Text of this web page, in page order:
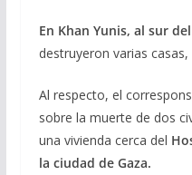
o
k
m
En Khan Yunis, al sur
destruyeron varias
Al respecto, el
sobre la muerte de dos
una vivienda cerca del
la ciudad de Gaza.